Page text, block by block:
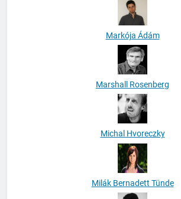
Markója Ádám
Marshall Rosenberg
Michal Hvoreczky
Milák Bernadett Tünde